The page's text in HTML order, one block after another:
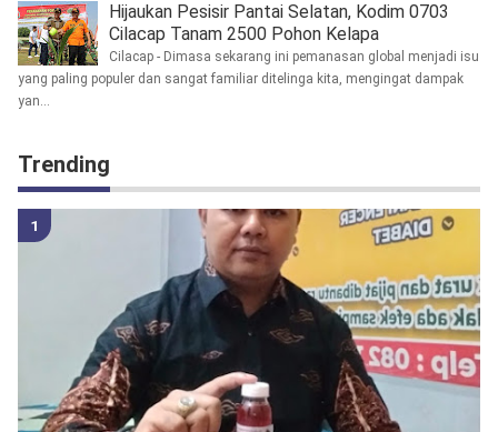
Hijaukan Pesisir Pantai Selatan, Kodim 0703
Cilacap Tanam 2500 Pohon Kelapa
Cilacap - Dimasa sekarang ini pemanasan global menjadi isu
yang paling populer dan sangat familiar ditelinga kita, mengingat dampak
yan...
Trending